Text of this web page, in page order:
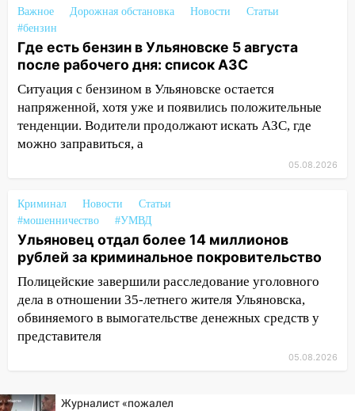
07:18
В Ульяновск идет
тридцатиградусная жара: какая будет
погода в четверг
06:00 Четыре года борьбы: ульяновские
юристы помогли женщине засудить УК
за плесень на стенах
05:00
Кому 6 августа звезды сулят
прибыль, а кому — испытания на
05.08.2026
22:58 Соцсети: на проспекте Тюленева
ДТП с мотоциклистом
20:22
Мошенники обманули 92-летнюю
жительницу Ульяновской области
19:14 Житель Ульяновской области
подвез троих незнакомцев на трассе и
Ульяновской области
Важное Дорожная обстановка Новости
Статьи
#бензин
Где есть бензин в Ульяновске 5 августа
после рабочего дня: список АЗС
Ситуация с бензином в Ульяновске остается
напряженной, хотя уже и появились положительные
тенденции. Водители продолжают искать АЗС, где
можно заправиться, а
05.08.2026
Криминал Новости
Статьи
#мошенничество
#УМВД
Ульяновец отдал более 14 миллионов
рублей за криминальное покровительство
Полицейские завершили расследование уголовного
дела в отношении 35-летнего жителя Ульяновска,
обвиняемого в вымогательстве денежных средств у
представителя
05.08.2026
Журналист «пожалел